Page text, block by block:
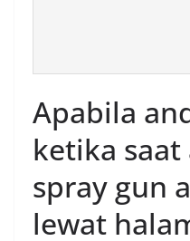
Apabila
ketika
spray gun
lewat